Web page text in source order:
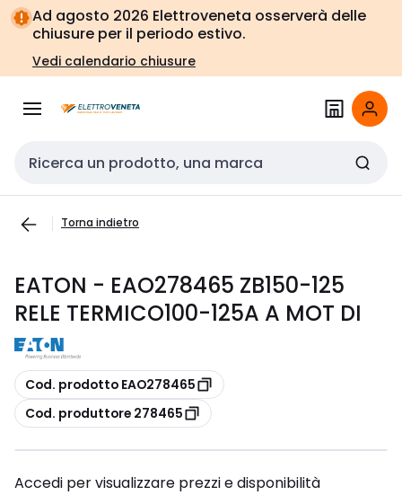
Vai alla
navigazione
Vai
alla
pagina
Ad agosto 2026 Elettroveneta osserverà delle
chiusure per il periodo estivo.
Vedi calendario chiusure
Cerca input
Torna indietro
EATON - EAO278465 ZB150-125
RELE TERMICO100-125A A MOT DI
copia
Cod. prodotto EAO278465
copia
Cod. produttore 278465
Accedi per visualizzare prezzi e disponibilità